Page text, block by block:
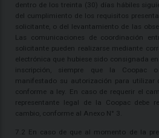
dentro de los treinta (30) días hábiles
del cumplimiento de los requisitos
solicitante, o del levantamiento de las
Las comunicaciones de coordinación
solicitante pueden realizarse mediante
electrónica que hubiese sido consignada
inscripción, siempre que la Coopac
manifestado su autorización para utilizar
conforme a ley. En caso de requerir el
representante legal de la Coopac debe
cambio, conforme al Anexo N° 3.
7.2 En caso de que al momento de la